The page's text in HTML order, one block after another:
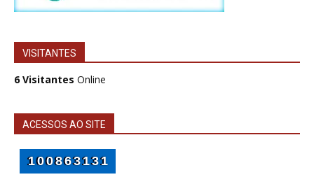
VISITANTES
6 Visitantes Online
ACESSOS AO SITE